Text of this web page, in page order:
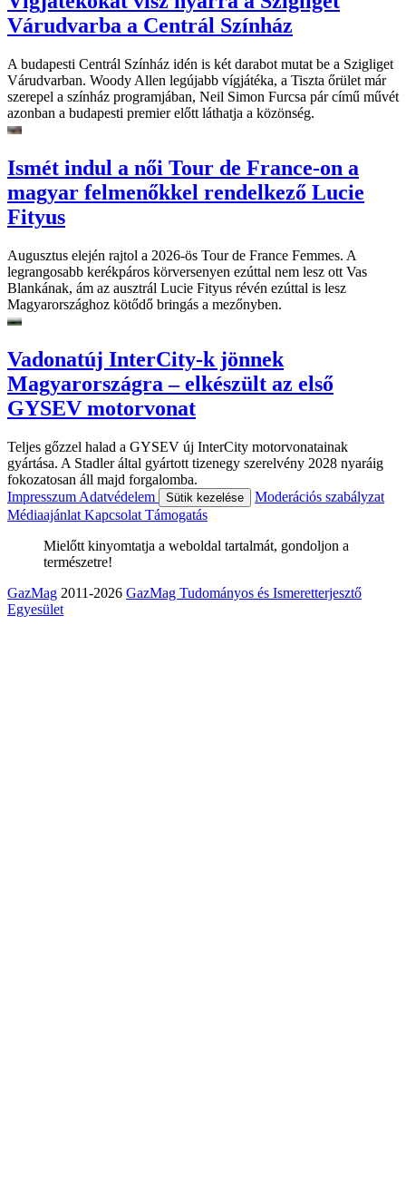
Várudvarba a Centrál Színház
A budapesti Centrál Színház idén is két darabot mutat be a Szigliget
Várudvarban. Woody Allen legújabb vígjátéka, a Tiszta őrület már
szerepel a színház programjában, Neil Simon Furcsa pár című művét
azonban a budapesti premier előtt láthatja a közönség.
Ismét indul a női Tour de France-on a
magyar felmenőkkel rendelkező Lucie
Fityus
Augusztus elején rajtol a 2026-ös Tour de France Femmes. A
legrangosabb kerékpáros körversenyen ezúttal nem lesz ott Vas
Blankának, ám az ausztrál Lucie Fityus révén ezúttal is lesz
Magyarországhoz kötődő bringás a mezőnyben.
Vadonatúj InterCity-k jönnek
Magyarországra – elkészült az első
GYSEV motorvonat
Teljes gőzzel halad a GYSEV új InterCity motorvonatainak
gyártása. A Stadler által gyártott tizenegy szerelvény 2028 nyaráig
fokozatosan áll majd forgalomba.
Impresszum Adatvédelem Sütik kezelése
Moderációs szabályzat
Médiaajánlat Kapcsolat Támogatás
Mielőtt kinyomtatja a weboldal tartalmát, gondoljon a
természetre!
GazMag 2011-2026 GazMag Tudományos és Ismeretterjesztő
Egyesület